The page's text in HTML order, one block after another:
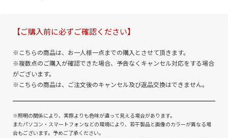
【ご購入前に必ずご確認ください】
※こちらの商品は、お一人様一点までの購入とさせて頂きます。
※複数点のご購入が確認できた場合、予告なくキャンセル対応をする場合
がございます。
※こちらの商品は、ご注文後のキャンセル及び返品交換はできません。
※照明の関係により、実際よりも色味が違って見える場合があります。
またパソコン・スマートフォンなどの環境により、若干製品と画像のカラーが異なる場
合もございます。予めご了承ください。